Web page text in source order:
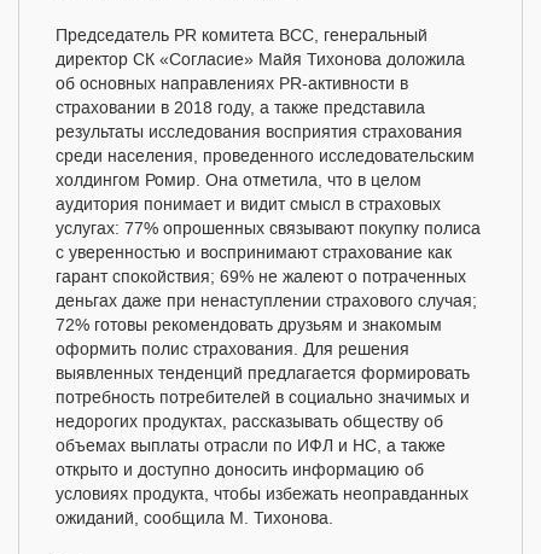
Председатель PR комитета ВСС, генеральный
директор СК «Согласие» Майя Тихонова доложила
об основных направлениях PR-активности в
страховании в 2018 году, а также представила
результаты исследования восприятия страхования
среди населения, проведенного исследовательским
холдингом Ромир. Она отметила, что в целом
аудитория понимает и видит смысл в страховых
услугах: 77% опрошенных связывают покупку полиса
с уверенностью и воспринимают страхование как
гарант спокойствия; 69% не жалеют о потраченных
деньгах даже при ненаступлении страхового случая;
72% готовы рекомендовать друзьям и знакомым
оформить полис страхования. Для решения
выявленных тенденций предлагается формировать
потребность потребителей в социально значимых и
недорогих продуктах, рассказывать обществу об
объемах выплаты отрасли по ИФЛ и НС, а также
открыто и доступно доносить информацию об
условиях продукта, чтобы избежать неоправданных
ожиданий, сообщила М. Тихонова.